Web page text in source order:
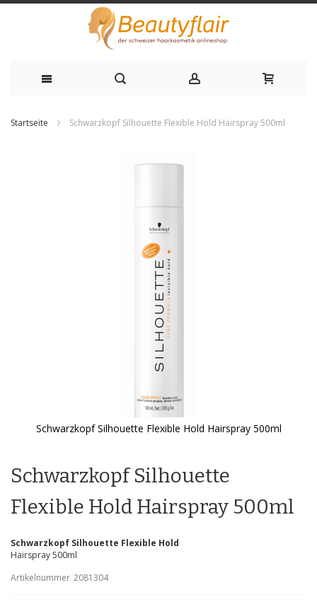
Startseite Schwarzkopf Silhouette Flexible Hold Hairspray 500ml
Schwarzkopf Silhouette Flexible Hold Hairspray 500ml
der
Bildgalerie
Schwarzkopf Silhouette
Flexible Hold Hairspray 500ml
Schwarzkopf Silhouette Flexible Hold
Hairspray 500ml
Artikelnummer 2081304